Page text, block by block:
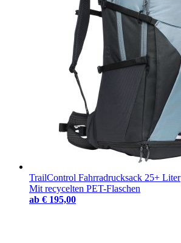
TrailControl Fahrradrucksack 25+ Liter
Mit recycelten PET-Flaschen
ab € 195,00